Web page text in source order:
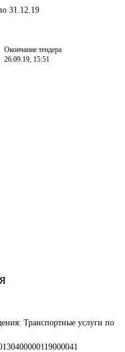
31.12.19
Окончание тендера
26.09.19, 15:51
Транспортные услуги по